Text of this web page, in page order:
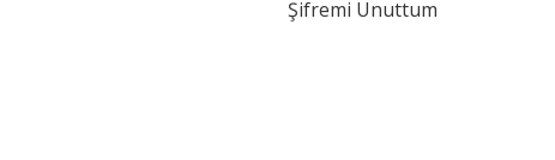
Şifremi Unuttum